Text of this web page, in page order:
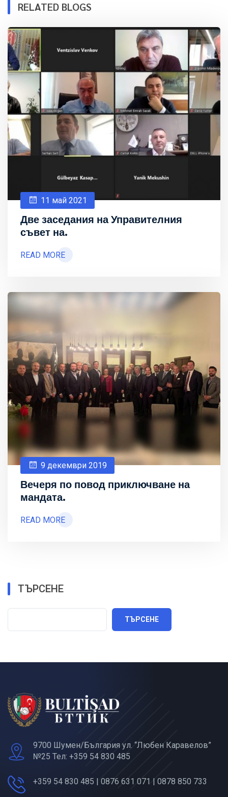
RELATED BLOGS
11 май 2021
Две заседания на Управителния
съвет на.
READ MORE
9 декември 2019
Вечеря по повод приключване на
мандата.
READ MORE
ТЪРСЕНЕ
ТЪРСЕНЕ
9700 Шумен/България ул. “Любен Каравелов”
№25 Тел: +359 54 830 485
+359 54 830 485 | 0876 631 071 | 0878 850 733